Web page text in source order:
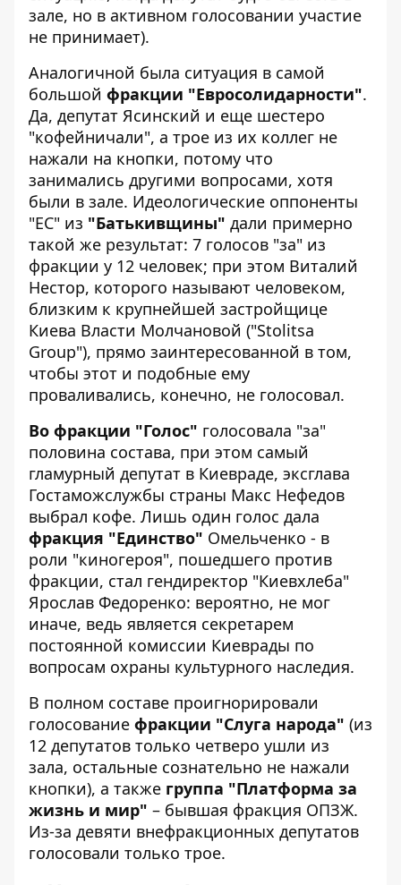
зале, но в активном голосовании участие
не принимает).
Аналогичной была ситуация в самой
большой фракции "Евросолидарности".
Да, депутат Ясинский и еще шестеро
"кофейничали", а трое из их коллег не
нажали на кнопки, потому что
занимались другими вопросами, хотя
были в зале. Идеологические оппоненты
"ЕС" из "Батькивщины" дали примерно
такой же результат: 7 голосов "за" из
фракции у 12 человек; при этом Виталий
Нестор, которого называют человеком,
близким к крупнейшей застройщице
Киева Власти Молчановой ("Stolitsa
Group"), прямо заинтересованной в том,
чтобы этот и подобные ему
проваливались, конечно, не голосовал.
Во фракции "Голос" голосовала "за"
половина состава, при этом самый
гламурный депутат в Киевраде, эксглава
Гостаможслужбы страны Макс Нефедов
выбрал кофе. Лишь один голос дала
фракция "Единство" Омельченко - в
роли "киногероя", пошедшего против
фракции, стал гендиректор "Киевхлеба"
Ярослав Федоренко: вероятно, не мог
иначе, ведь является секретарем
постоянной комиссии Киеврады по
вопросам охраны культурного наследия.
В полном составе проигнорировали
голосование фракции "Слуга народа" (из
12 депутатов только четверо ушли из
зала, остальные сознательно не нажали
кнопки), а также группа "Платформа за
жизнь и мир" – бывшая фракция ОПЗЖ.
Из-за девяти внефракционных депутатов
голосовали только трое.